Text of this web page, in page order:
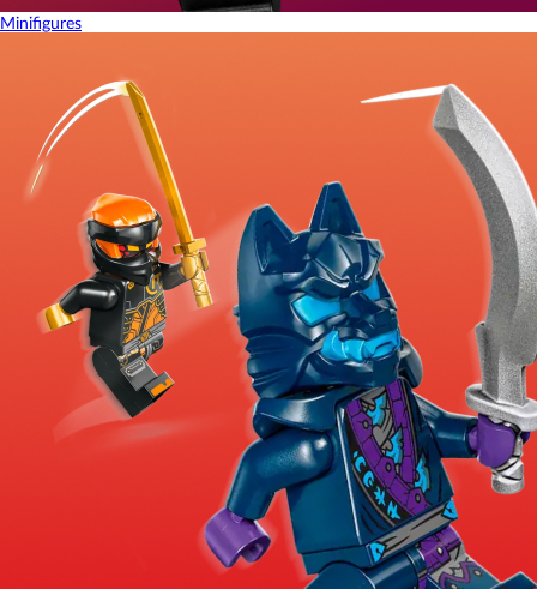
Minifigures